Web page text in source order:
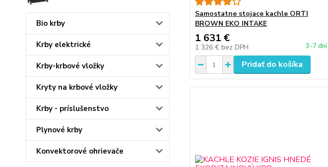
Bio krby
Krby elektrické
Krby-krbové vložky
Kryty na krbové vložky
Krby - príslušenstvo
Plynové krby
Konvektorové ohrievače
Samostatne stojace kachle ORTI
BROWN EKO INTAKE
1 631 €
1 326 € bez DPH 3-7 dní
Pridať do košíka